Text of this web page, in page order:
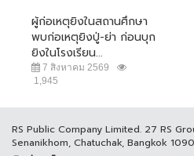
ผู้ก่อเหตุยิงในสถานศึกษา
พบก่อเหตุยิงปู่-ย่า ก่อนบุก
ยิงในโรงเรียน...
7 สิงหาคม 2569
1,945
RS Public Company Limited. 27 RS
Senanikhom, Chatuchak, Bangkok